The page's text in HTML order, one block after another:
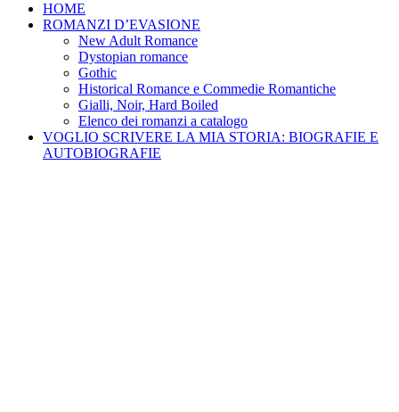
HOME
ROMANZI D’EVASIONE
New Adult Romance
Dystopian romance
Gothic
Historical Romance e Commedie Romantiche
Gialli, Noir, Hard Boiled
Elenco dei romanzi a catalogo
VOGLIO SCRIVERE LA MIA STORIA: BIOGRAFIE E
AUTOBIOGRAFIE